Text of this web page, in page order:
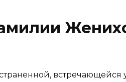
встречающейся